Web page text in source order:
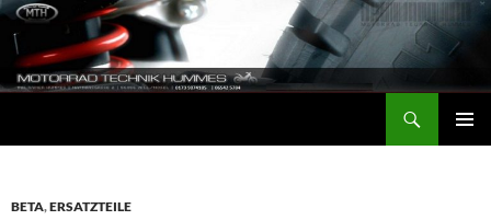
Zum
Inhalt
springen
BETA,ERSATZTEILE